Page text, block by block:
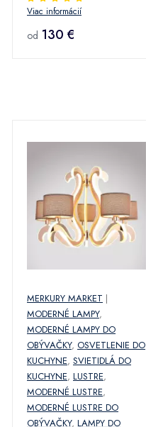
Viac informácií
od 130 €
MERKURY MARKET |
MODERNÉ LAMPY,
MODERNÉ LAMPY DO
OBÝVAČKY, OSVETLENIE DO
KUCHYNE, SVIETIDLÁ DO
KUCHYNE, LUSTRE,
MODERNÉ LUSTRE,
MODERNÉ LUSTRE DO
OBÝVAČKY, LAMPY DO